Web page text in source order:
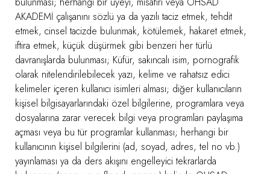
AKADEMİ çalışanını sözlü ya da yazılı taciz etmek, tehdit
etmek, cinsel tacizde bulunmak, kötülemek, hakaret etmek,
iftira etmek, küçük düşürmek gibi benzeri her türlü
davranışlarda bulunması; Küfür, sakıncalı isim, pornografik
olarak nitelendirilebilecek yazı, kelime ve rahatsız edici
kelimeler içeren kullanıcı isimleri alması; diğer kullanıcıların
kişisel bilgisayarlarındaki özel bilgilerine, programlara veya
dosyalarına zarar verecek bilgi veya programları paylaşıma
açması veya bu tür programlar kullanması; herhangi bir
kullanıcının kişisel bilgilerini (ad, soyad, adres, tel no vb.)
yayınlaması ya da ders akışını engelleyici tekrarlarda